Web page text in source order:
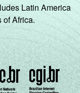
Latin America
of Africa.